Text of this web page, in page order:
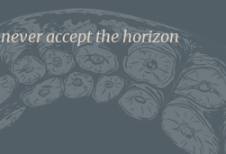
never accept the horizon